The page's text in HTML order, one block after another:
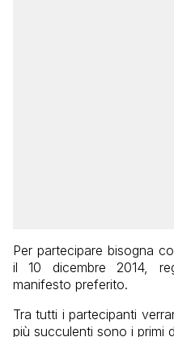
Per partecipare bisogna
il 10 dicembre 2014,
manifesto preferito.
Tra tutti i partecipanti
più succulenti sono i primi